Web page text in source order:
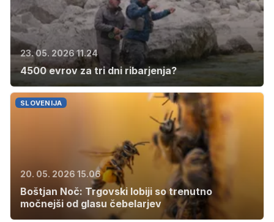
23. 05. 2026 11.24
4500 evrov za tri dni ribarjenja?
SLOVENIJA
20. 05. 2026 15.06
Boštjan Noč: Trgovski lobiji so trenutno
močnejši od glasu čebelarjev